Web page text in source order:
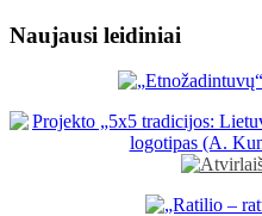
Naujausi leidiniai